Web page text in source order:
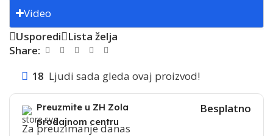
Video
Usporedi
Lista želja
Share:
18 Ljudi sada gleda ovaj proizvod!
Preuzmite u ZH Zola
prodajnom centru
Za preuzimanje danas
Besplatno